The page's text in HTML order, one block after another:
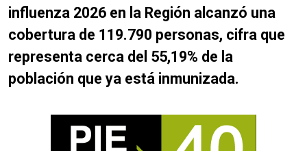
influenza 2026 en la Región alcanzó una
cobertura de 119.790 personas, cifra que
representa cerca del 55,19% de la
población que ya está inmunizada.